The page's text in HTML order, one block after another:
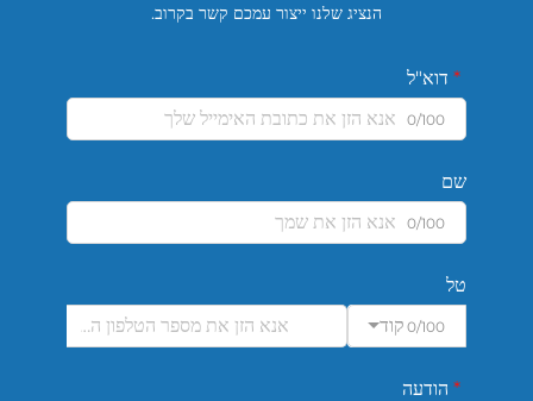
הנציג שלנו ייצור עמכם קשר בקרוב.
דוא"ל
0/100
שם
0/100
טל
קוד 0/100
הודעה